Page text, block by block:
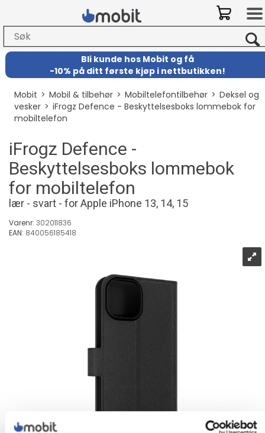
Bli kunde hos Mobit og få
-10% på ditt første kjøp i nettbutikken!
Mobit>Mobil & tilbehør>Mobiltelefontilbehør>Deksel og
vesker>iFrogz Defence - Beskyttelsesboks lommebok for
mobiltelefon
iFrogz Defence -
Beskyttelsesboks lommebok
for mobiltelefon
lær - svart - for Apple iPhone 13, 14, 15
Varenr: 302011836
EAN: 840056185418